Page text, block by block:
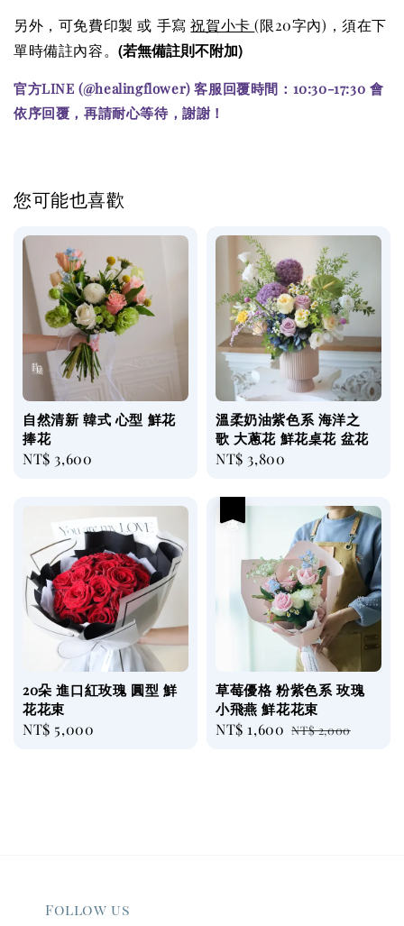
另外，可免費印製 或 手寫祝賀小卡(限20字內) ，須在下
單時備註內容。(若無備註則不附加)
官方LINE (@healingflower) 客服回覆時間：10:30-17:30 會
依序回覆，再請耐心等待，謝謝！
您可能也喜歡
自然清新 韓式 心型 鮮花
捧花
Regular
NT$ 3,600
溫柔奶油紫色系 海洋之
歌 大蔥花 鮮花桌花 盆花
Regular
NT$ 3,800
20朵 進口紅玫瑰 圓型 鮮
花花束
Regular
NT$ 5,000
草莓優格 粉紫色系 玫瑰
小飛燕 鮮花花束
Sale
NT$ 1,600 Regular
NT$ 2,000
Follow us